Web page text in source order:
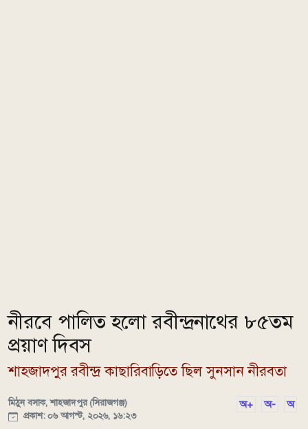
নীরবে পালিত হলো রবীন্দ্রনাথের ৮৫তম
প্রয়াণ দিবস
শাহজাদপুর রবীন্দ্র কাছারিবাড়িতে ছিল সুনসান নীরবতা
মিঠুন বসাক, শাহজাদপুর (সিরাজগঞ্জ)
প্রকাশ: ০৬ আগস্ট, ২০২৬, ১৬:২৩
অ+ অ- অ